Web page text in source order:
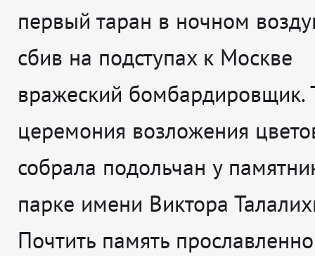
первый таран в ночном
сбив на подступах к Москве
вражеский бомбардировщик.
церемония возложения
собрала подольчан у
парке имени Виктора
Почтить память